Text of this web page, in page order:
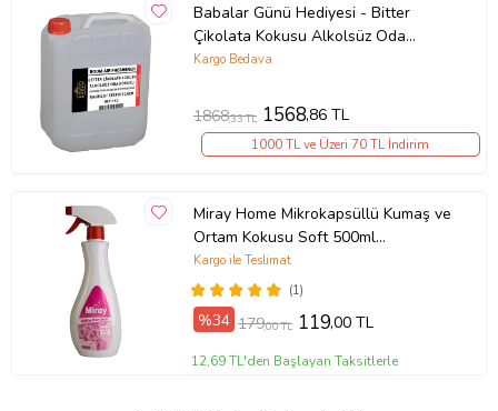
Babalar Günü Hediyesi - Bitter
Çikolata Kokusu Alkolsüz Oda
Parfümü, Ortam Kokusu, Araç ve Ev
Kargo Bedava
1868,33 TL 1568,86 TL
1000 TL ve Üzeri 70 TL İndirim
Miray Home Mikrokapsüllü Kumaş ve
Ortam Kokusu Soft 500ml
(ALKOLSÜZ)
(1)
Kargo ile Teslimat
%34 179,00 TL 119,00 TL
12,69 TL'den Başlayan Taksitlerle